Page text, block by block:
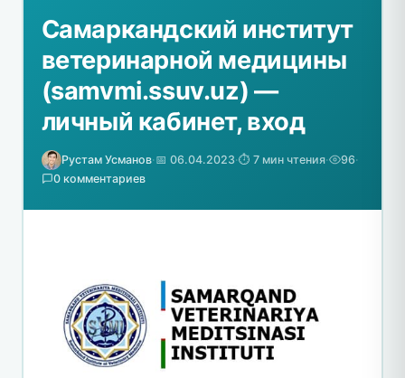
Самаркандский институт
ветеринарной медицины
(samvmi.ssuv.uz) —
личный кабинет, вход
Рустам Усманов·📅 06.04.2023·⏱️ 7 мин чтения· 96·
0 комментариев